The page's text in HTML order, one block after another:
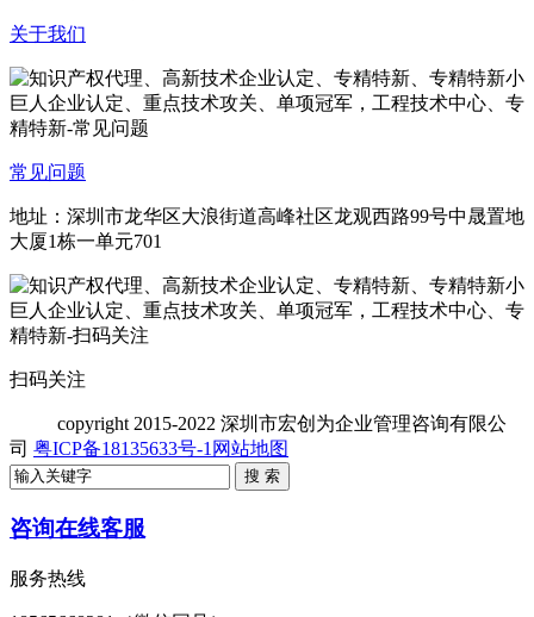
关于我们
常见问题
地址：深圳市龙华区大浪街道高峰社区龙观西路99号中晟置地
大厦1栋一单元701
扫码关注
copyright 2015-2022 深圳市宏创为企业管理咨询有限公
司 粤ICP备18135633号-1 网站地图
咨询在线客服
服务热线